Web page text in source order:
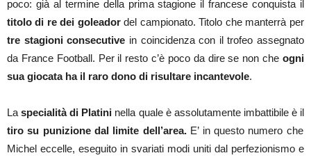
poco: già al termine della prima stagione il francese conquista il
titolo di re dei goleadordel campionato. Titolo che manterrà per
tre stagioni consecutive in coincidenza con il trofeo assegnato
da France Football. Per il resto c’è poco da dire se non che ogni
sua giocata ha il raro dono di risultare incantevole.
La specialità di Platini nella quale è assolutamente imbattibile è il
tiro su punizione dal limite dell’area.E’ in questo numero che
Michel eccelle, eseguito in svariati modi uniti dal perfezionismo e